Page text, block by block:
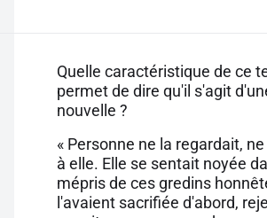
Quelle caractéristique de ce
permet de dire qu'il s'agit
nouvelle ?
« Personne ne la regardait,
à elle. Elle se sentait noyée
mépris de ces gredins
l'avaient sacrifiée d'abord,